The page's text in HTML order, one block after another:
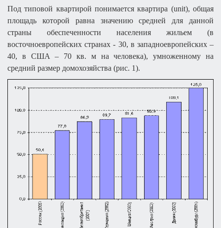
Под типовой квартирой понимается квартира (unit), общая
площадь которой равна значению средней для данной
страны обеспеченности населения жильем (в
восточноевропейских странах - 30, в западноевропейских –
40, в США – 70 кв. м на человека), умноженному на
средний размер домохозяйства (рис. 1).